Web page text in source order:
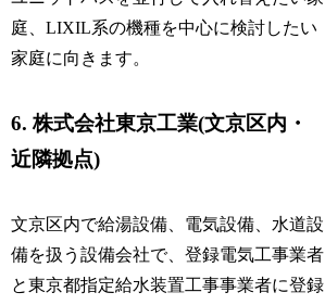
庭、LIXIL系の機種を中心に検討したい
家庭に向きます。
6. 株式会社東京工業(文京区内・
近隣拠点)
文京区内で給湯設備、電気設備、水道設
備を扱う設備会社で、登録電気工事業者
と東京都指定給水装置工事事業者に登録